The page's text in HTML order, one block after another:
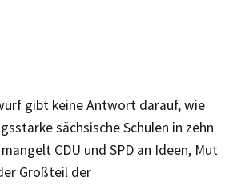
gibt keine Antwort darauf, wie
sächsische Schulen in zehn
CDU und SPD an Ideen, Mut
Großteil der